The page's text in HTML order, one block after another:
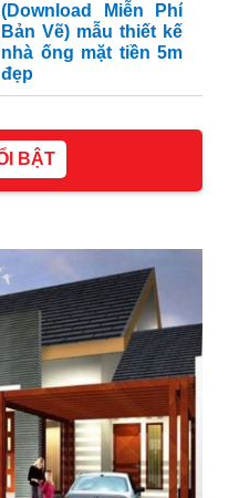
(Download Miễn Phí
Bản Vẽ) mẫu thiết kế
nhà ống mặt tiền 5m
đẹp
BẬT